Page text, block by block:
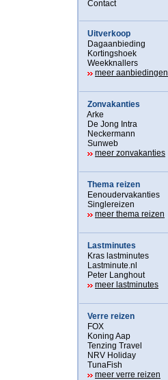
Contact
Uitverkoop
Dagaanbieding
Kortingshoek
Weekknallers
meer aanbiedingen
Zonvakanties
Arke
De Jong Intra
Neckermann
Sunweb
meer zonvakanties
Thema reizen
Eenoudervakanties
Singlereizen
meer thema reizen
Lastminutes
Kras lastminutes
Lastminute.nl
Peter Langhout
meer lastminutes
Verre reizen
FOX
Koning Aap
Tenzing Travel
NRV Holiday
TunaFish
meer verre reizen